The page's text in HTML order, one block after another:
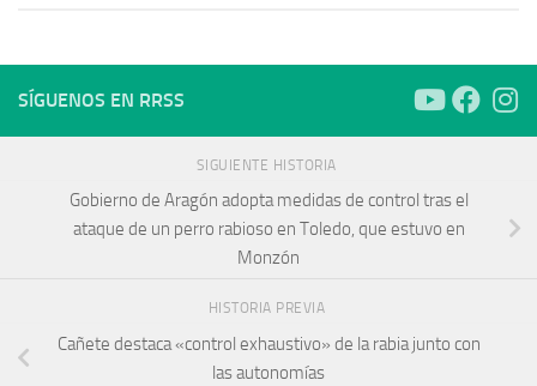
SÍGUENOS EN RRSS
SIGUIENTE HISTORIA
Gobierno de Aragón adopta medidas de control tras el
ataque de un perro rabioso en Toledo, que estuvo en
Monzón
HISTORIA PREVIA
Cañete destaca «control exhaustivo» de la rabia junto con
las autonomías